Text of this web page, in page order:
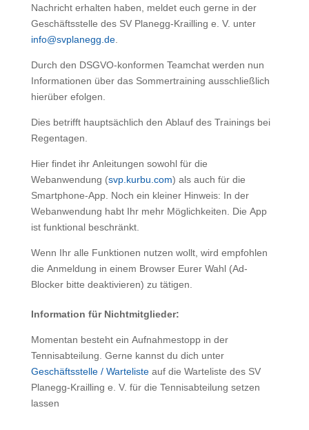
Nachricht erhalten haben, meldet euch gerne in der
Geschäftsstelle des SV Planegg-Krailling e. V. unter
info@svplanegg.de.
Durch den DSGVO-konformen Teamchat werden nun
Informationen über das Sommertraining ausschließlich
hierüber efolgen.
Dies betrifft hauptsächlich den Ablauf des Trainings bei
Regentagen.
Hier findet ihr Anleitungen sowohl für die
Webanwendung (svp.kurbu.com) als auch für die
Smartphone-App. Noch ein kleiner Hinweis: In der
Webanwendung habt Ihr mehr Möglichkeiten. Die App
ist funktional beschränkt.
Wenn Ihr alle Funktionen nutzen wollt, wird empfohlen
die Anmeldung in einem Browser Eurer Wahl (Ad-
Blocker bitte deaktivieren) zu tätigen.
Information für Nichtmitglieder:
Momentan besteht ein Aufnahmestopp in der
Tennisabteilung. Gerne kannst du dich unter
Geschäftsstelle / Wartelisteauf die Warteliste des SV
Planegg-Krailling e. V. für die Tennisabteilung setzen
lassen